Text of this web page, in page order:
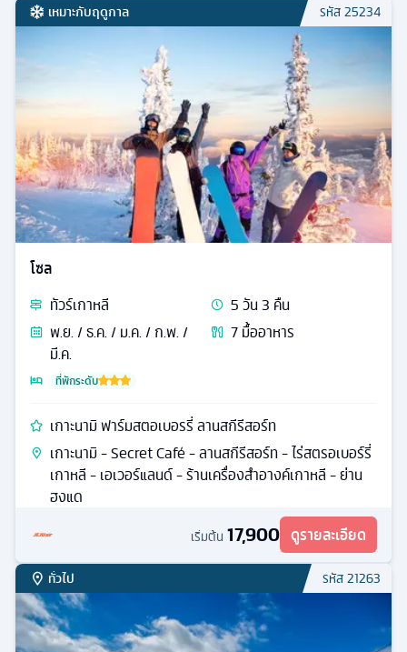
เหมาะกับฤดูกาล รหัส25234
โซล
ทัวร์เกาหลี 5วัน3 คืน
พ.ย. / ธ.ค. / ม.ค. / ก.พ. /
มี.ค.
7มื้ออาหาร
ที่พักระดับ
เกาะนามิ ฟาร์มสตอเบอรรี่ ลานสกีรีสอร์ท
เกาะนามิ - Secret Café - ลานสกีรีสอร์ท - ไร่สตรอเบอร์รี่
เกาหลี - เอเวอร์แลนด์ - ร้านเครื่องสำอางค์เกาหลี - ย่าน
ฮงแด
เริ่มต้น 17,900 ดูรายละเอียด
ทั่วไป รหัส21263